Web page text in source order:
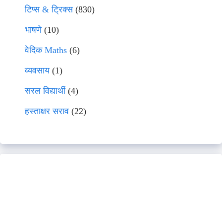
टिप्स & ट्रिक्स(830)
भाषणे(10)
वेदिक Maths (6)
व्यवसाय(1)
सरल विद्यार्थी(4)
हस्ताक्षर सराव (22)